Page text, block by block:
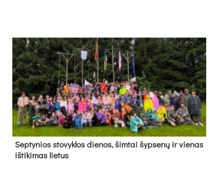
Sep­ty­nios sto­vyk­los die­nos, šim­tai šyp­se­nų ir vie­nas
iš­ti­ki­mas lie­tus